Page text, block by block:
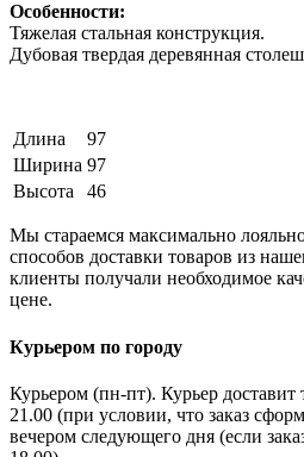
Особенности:
Тяжелая стальная конструкция.
Дубовая твердая деревянная
Длина
97
Ширина 97
Высота
46
Мы стараемся максимально
способов доставки товаров из
клиенты получали необходимое
цене.
Курьером по городу
Курьером (пн-пт). Курьер доставит
21.00 (при условии, что заказ
вечером следующего дня (если